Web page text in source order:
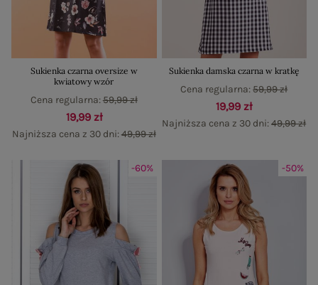
Sukienka czarna oversize w
kwiatowy wzór
19,99 zł
Najniższa cena z 30 dni:49,99 zł
Cena regularna:59,99 zł
Sukienka damska czarna w kratkę
19,99 zł
Najniższa cena z 30 dni:49,99 zł
Cena regularna:59,99 zł
-60% -50%